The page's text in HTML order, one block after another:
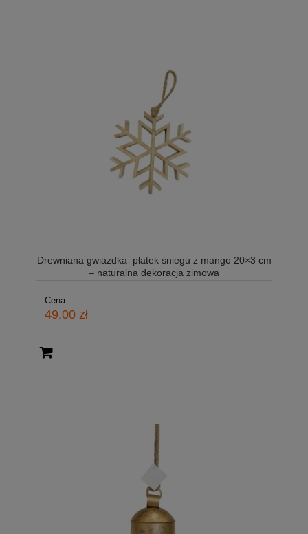
Drewniana gwiazdka–płatek śniegu z mango 20×3 cm
– naturalna dekoracja zimowa
Cena:
49,00 zł